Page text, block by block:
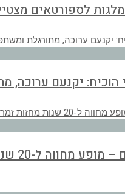
לספורטאים
הוכיח: יקנעם
ל-20 שנות מחזות זמר